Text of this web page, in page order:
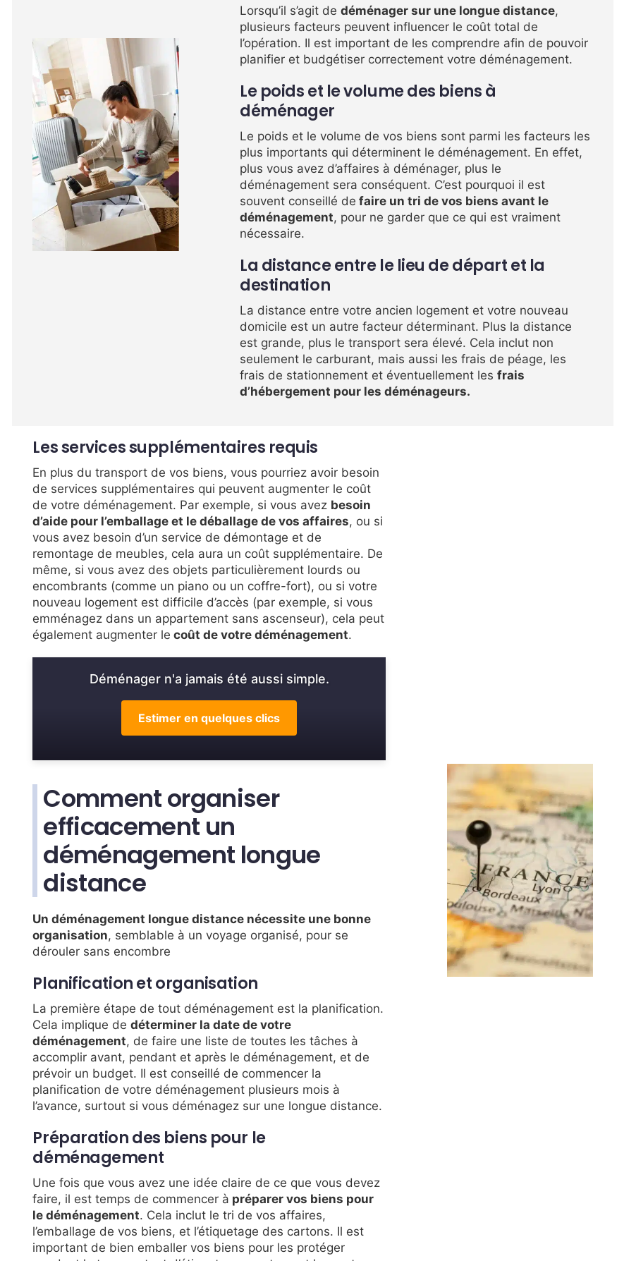
Lorsqu’il s’agit de déménager sur une longue distance,
plusieurs facteurs peuvent influencer le coût total de
l’opération. Il est important de les comprendre afin de pouvoir
planifier et budgétiser correctement votre déménagement.
Le poids et le volume des biens à
déménager
Le poids et le volume de vos biens sont parmi les facteurs les
plus importants qui déterminent le déménagement. En effet,
plus vous avez d’affaires à déménager, plus le
déménagement sera conséquent. C’est pourquoi il est
souvent conseillé de faire un tri de vos biens avant le
déménagement, pour ne garder que ce qui est vraiment
nécessaire.
La distance entre le lieu de départ et la
destination
La distance entre votre ancien logement et votre nouveau
domicile est un autre facteur déterminant. Plus la distance
est grande, plus le transport sera élevé. Cela inclut non
seulement le carburant, mais aussi les frais de péage, les
frais de stationnement et éventuellement les frais
d’hébergement pour les déménageurs.
Les services supplémentaires requis
En plus du transport de vos biens, vous pourriez avoir besoin
de services supplémentaires qui peuvent augmenter le coût
de votre déménagement. Par exemple, si vous avez besoin
d’aide pour l’emballage et le déballage de vos affaires, ou si
vous avez besoin d’un service de démontage et de
remontage de meubles, cela aura un coût supplémentaire. De
même, si vous avez des objets particulièrement lourds ou
encombrants (comme un piano ou un coffre-fort), ou si votre
nouveau logement est difficile d’accès (par exemple, si vous
emménagez dans un appartement sans ascenseur), cela peut
également augmenter le coût de votre déménagement.
Déménager n'a jamais été aussi simple.
Estimer en quelques clics
Comment organiser
efficacement un
déménagement longue
distance
Un déménagement longue distance nécessite une bonne
organisation, semblable à un voyage organisé, pour se
dérouler sans encombre
Planification et organisation
La première étape de tout déménagement est la planification.
Cela implique dedéterminer la date de votre
déménagement, de faire une liste de toutes les tâches à
accomplir avant, pendant et après le déménagement, et de
prévoir un budget. Il est conseillé de commencer la
planification de votre déménagement plusieurs mois à
l’avance, surtout si vous déménagez sur une longue distance.
Préparation des biens pour le
déménagement
Une fois que vous avez une idée claire de ce que vous devez
faire, il est temps de commencer à préparer vos biens pour
le déménagement. Cela inclut le tri de vos affaires,
l’emballage de vos biens, et l’étiquetage des cartons. Il est
important de bien emballer vos biens pour les protéger